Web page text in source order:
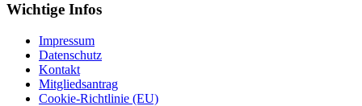
Wichtige Infos
Impressum
Datenschutz
Kontakt
Mitgliedsantrag
Cookie-Richtlinie (EU)